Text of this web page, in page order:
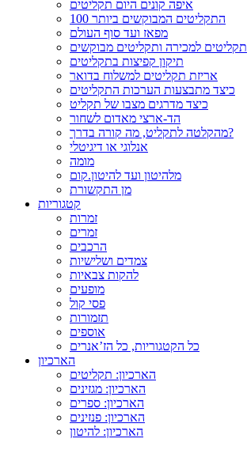
איפה קונים היום תקליטים
100 התקליטים המבוקשים ביותר
מפאז ועד סוף העולם
תקליטים למכירה ותקליטים מבוקשים
תיקון קפיצות בתקליטים
אריזת תקליטים למשלוח בדואר
כיצד מתבצעות הערכות התקליטים
כיצד מדרגים מצבו של תקליט
הד-ארצי מאדום לשחור
מהקלטה לתקליט, מה קורה בדרך?
אנלוגי או דיגיטלי
מומה
מלהיטון ועד להיטון.קום
מן התקשורת
קטגוריות
זמרות
זמרים
הרכבים
צמדים ושלישיות
להקות צבאיות
מופעים
פסי קול
תזמורות
אוספים
כל הקטגוריות, כל הז’אנרים
הארכיון
הארכיון: תקליטים
הארכיון: מגזינים
הארכיון: ספרים
הארכיון: פנזינים
הארכיון: להיטון